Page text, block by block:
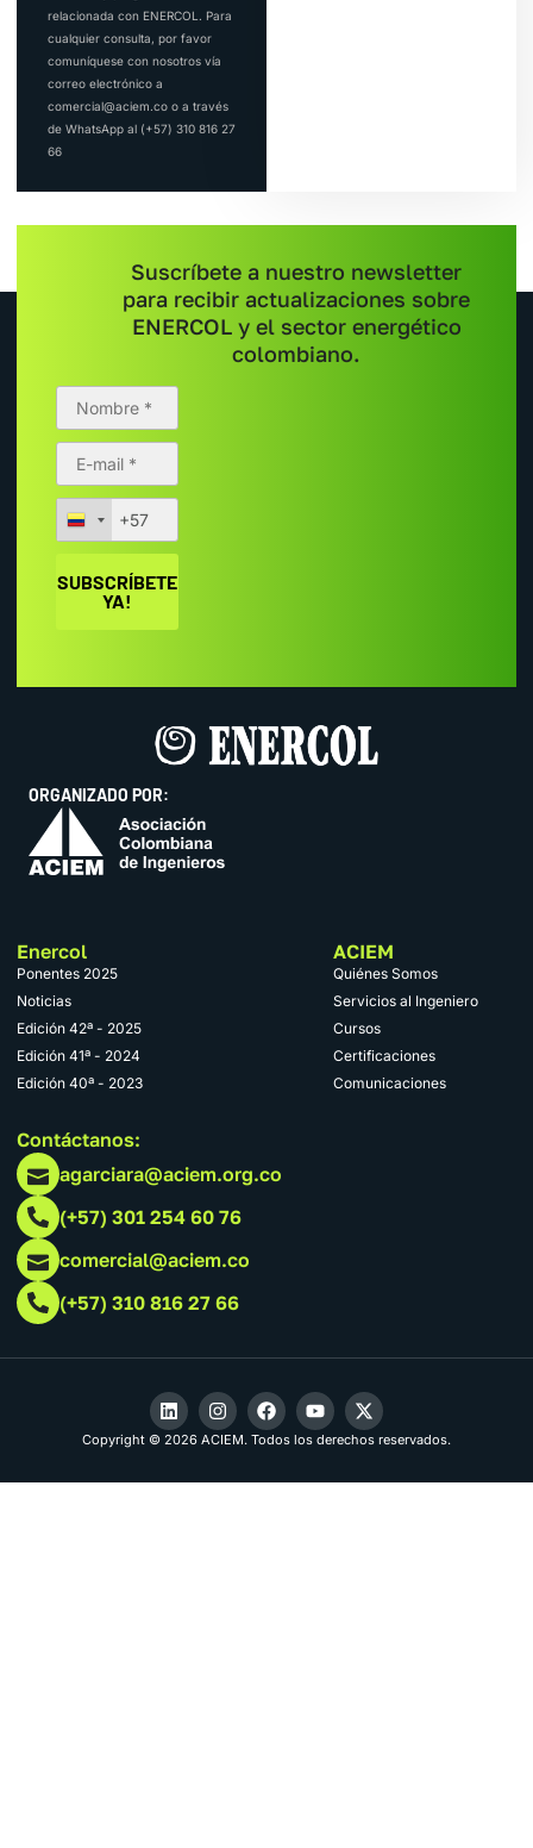
relacionada con ENERCOL. Para
cualquier consulta, por favor
comuníquese con nosotros vía
correo electrónico a
comercial@aciem.co o a través
de WhatsApp al (+57) 310 816 27
66
Suscríbete a nuestro newsletter
para recibir actualizaciones sobre
ENERCOL y el sector energético
colombiano.
ORGANIZADO POR:
Enercol
Ponentes 2025
Noticias
Edición 42ª - 2025
Edición 41ª - 2024
Edición 40ª - 2023
ACIEM
Quiénes Somos
Servicios al Ingeniero
Cursos
Certificaciones
Comunicaciones
Contáctanos:
agarciara@aciem.org.co
(+57) 301 254 60 76
comercial@aciem.co
(+57) 310 816 27 66
Copyright © 2026 ACIEM. Todos los derechos reservados.